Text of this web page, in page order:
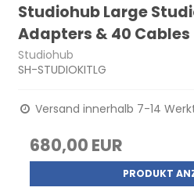
Studiohub Large
Adapters & 40 Cables
Studiohub
SH-STUDIOKITLG
Versand innerhalb 7-14
680,00 EUR
PRODUKT